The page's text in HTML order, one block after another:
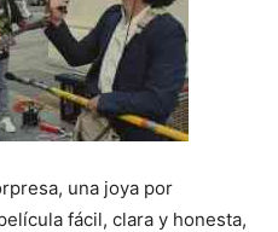
una joya por
fácil, clara y honesta,